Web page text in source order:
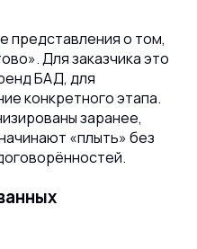
представления о том,
Для заказчика это
БАД, для
конкретного этапа.
заранее,
«плыть» без